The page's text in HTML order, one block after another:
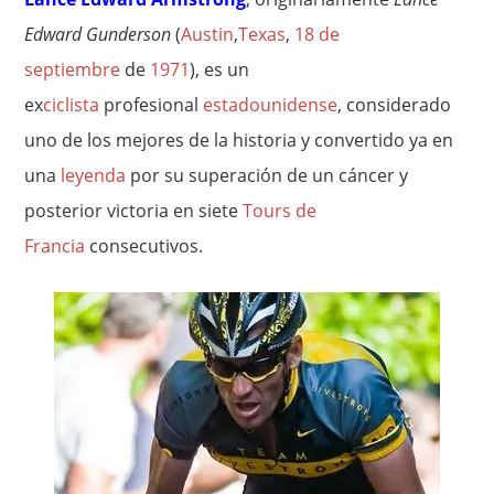
Edward Gunderson(Austin,Texas, 18 de
septiembre de 1971), es un
exciclista profesional estadounidense, considerado
uno de los mejores de la historia y convertido ya en
una leyenda por su superación de un cáncer y
posterior victoria en sieteTours de
Francia consecutivos.